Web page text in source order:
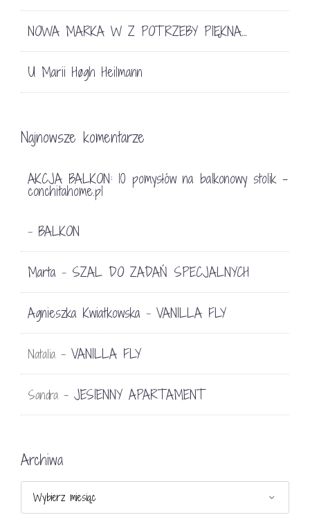
NOWA MARKA W Z POTRZEBY PIĘKNA…
U Marii Høgh Heilmann
Najnowsze komentarze
AKCJA BALKON: 10 pomysłów na balkonowy stolik -
conchitahome.pl
- BALKON
Marta - SZAL DO ZADAŃ SPECJALNYCH
Agnieszka Kwiatkowska - VANILLA FLY
Natalia - VANILLA FLY
Sandra - JESIENNY APARTAMENT
Archiwa